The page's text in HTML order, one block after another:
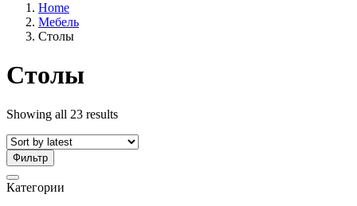
Home
Мебель
Столы
Столы
Showing all 23 results
Фильтр
Категории